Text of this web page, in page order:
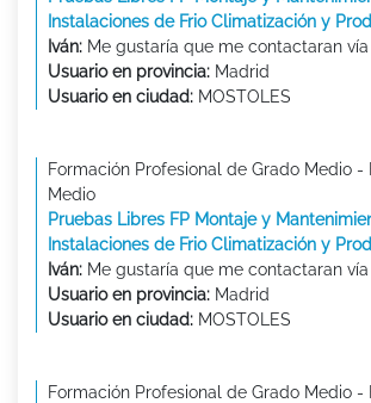
Instalaciones de Frio Climatización y
Iván: Me gustaría que me contactaran vía
Usuario en provincia: Madrid
Usuario en ciudad: MOSTOLES
Formación Profesional de Grado Medio -
Medio
Pruebas Libres FP Montaje y
Instalaciones de Frio Climatización y
Iván: Me gustaría que me contactaran vía
Usuario en provincia: Madrid
Usuario en ciudad: MOSTOLES
Formación Profesional de Grado Medio -